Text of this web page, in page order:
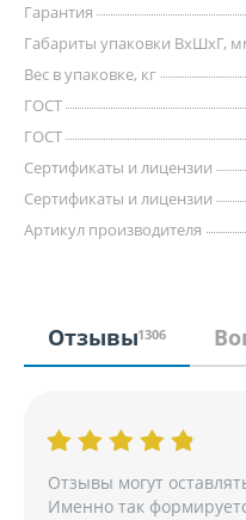
Гарантия
Габариты упаковки ВхШхГ,
Вес в упаковке, кг
ГОСТ
ГОСТ
Сертификаты и лицензии
Сертификаты и лицензии
Артикул производителя
Отзывы1306
Отзывы могут
Именно так